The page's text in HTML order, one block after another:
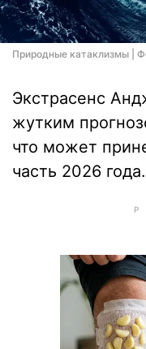
Природные катаклизмы |
Экстрасенс
жутким
что может
часть 2026 года.